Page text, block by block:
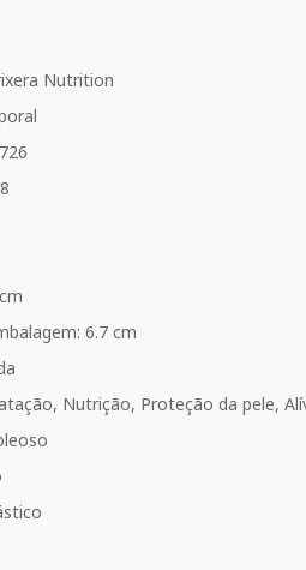
Nutrition
6.7 cm
Nutrição, Proteção da pele,